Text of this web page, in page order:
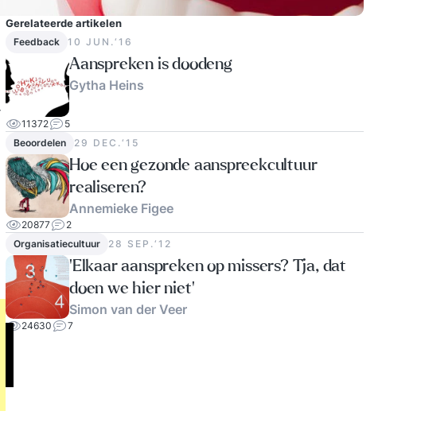
Gerelateerde artikelen
Feedback 10 JUN.‘16
Aanspreken is doodeng
Gytha Heins
11372
5
Beoordelen
29 DEC.‘15
Hoe een gezonde aanspreekcultuur
realiseren?
Annemieke Figee
20877
2
Organisatiecultuur
28 SEP.‘12
‘Elkaar aanspreken op missers? Tja, dat
doen we hier niet’
Simon van der Veer
24630 7